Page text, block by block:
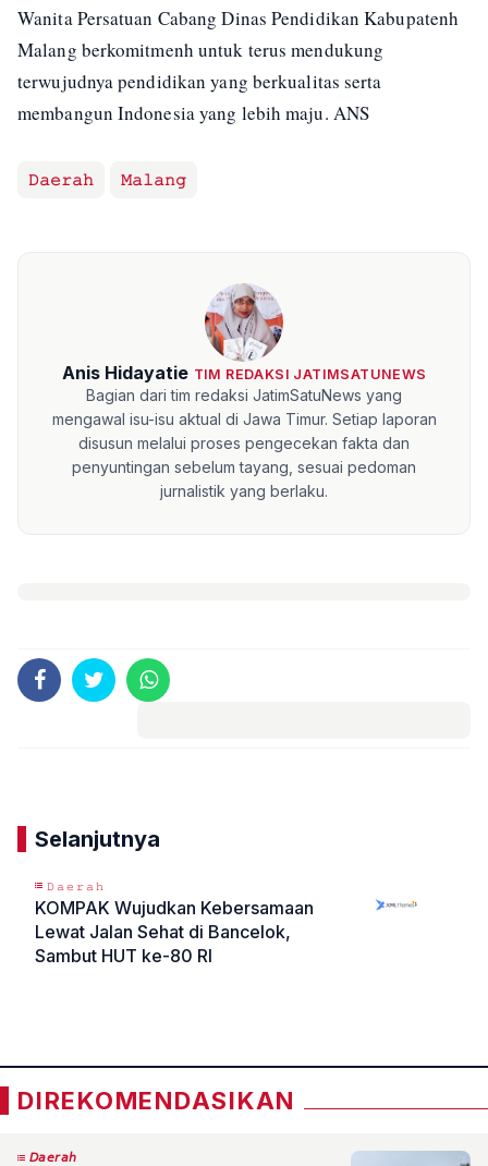
Wanita Persatuan Cabang Dinas Pendidikan Kabupatenh
Malang berkomitmenh untuk terus mendukung
terwujudnya pendidikan yang berkualitas serta
membangun Indonesia yang lebih maju. ANS
𝙳𝚊𝚎𝚛𝚊𝚑 𝙼𝚊𝚕𝚊𝚗𝚐
Anis Hidayatie TIM REDAKSI JATIMSATUNEWS
Bagian dari tim redaksi JatimSatuNews yang
mengawal isu-isu aktual di Jawa Timur. Setiap laporan
disusun melalui proses pengecekan fakta dan
penyuntingan sebelum tayang, sesuai pedoman
jurnalistik yang berlaku.
Selanjutnya
𝙳𝚊𝚎𝚛𝚊𝚑
KOMPAK Wujudkan Kebersamaan
Lewat Jalan Sehat di Bancelok,
Sambut HUT ke-80 RI
DIREKOMENDASIKAN
𝘋𝘢𝘦𝘳𝘢𝘩